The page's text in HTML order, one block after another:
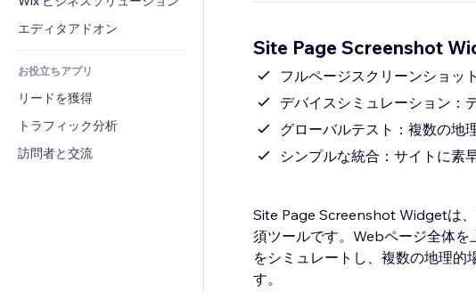
食品・飲料
電卓
検索
天気
チャート・テーブル
コミュニティィ
レビュー・お客さまの声
CRM
エディタアドオン
お役立ちアプリ
リードを獲得
トラフィック分析
訪問者と交流
Site Page Screenshot
フルページスクリーンショッ
デバイスシミュレーション：
グローバルテスト：複数の地
シンプルな統合：サイトに素
Site Page Screenshot Widgetは
須ツールです。Webページ全体
をシミュレートし、複数の地理的
す。